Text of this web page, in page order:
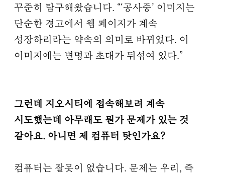
꾸준히 탐구해왔습니다. “‘공사중’ 이미지는
단순한 경고에서 웹 페이지가 계속
성장하리라는 약속의 의미로 바뀌었다. 이
이미지에는 변명과 초대가 뒤섞여 있다.”
그런데 지오시티에 접속해보려 계속
시도했는데 아무래도 뭔가 문제가 있는 것
같아요. 아니면 제 컴퓨터 탓인가요?
컴퓨터는 잘못이 없습니다. 문제는 우리, 즉